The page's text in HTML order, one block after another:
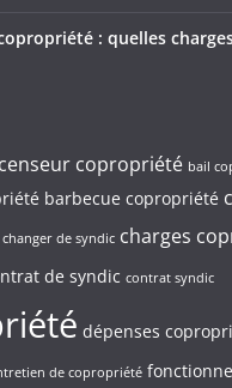
: quelles
copropriété bail
barbecue copropriété
changer de syndic charges
de syndic contrat syndic
dépenses
de copropriété